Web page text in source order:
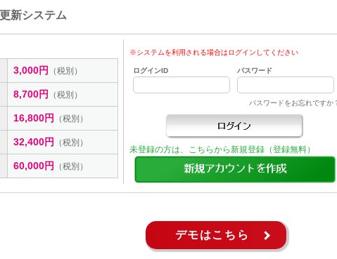
新システム
3,000円 （税別）
8,700円 （税別）
16,800円 （税別）
32,400円 （税別）
60,000円 （税別）
※システムを利用される場合はログインしてください
ログインID パスワード
パスワードをお忘れですか
未登録の方は、こちらから新規登録（登録無料）
デモはこちら